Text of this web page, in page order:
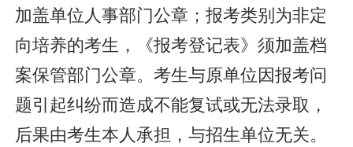
加盖单位人事部门公章；报考类别为非定
向培养的考生，《报考登记表》须加盖档
案保管部门公章。考生与原单位因报考问
题引起纠纷而造成不能复试或无法录取，
后果由考生本人承担，与招生单位无关。